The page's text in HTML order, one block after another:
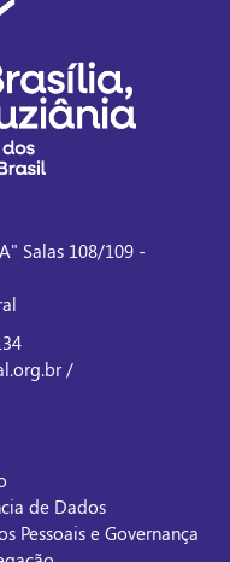
Salas 108/109 -
/
de Dados
Pessoais e Governança